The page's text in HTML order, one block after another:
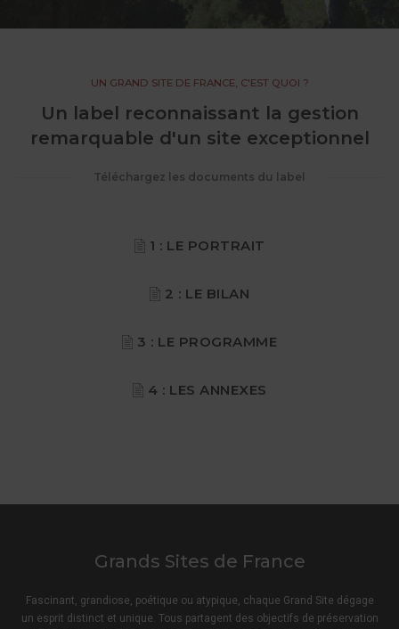
UN GRAND SITE DE FRANCE, C'EST QUOI ?
Un label reconnaissant la gestion
remarquable d'un site exceptionnel
Téléchargez les documents du label
1 : LE PORTRAIT
2 : LE BILAN
3 : LE PROGRAMME
4 : LES ANNEXES
Grands Sites de France
Fascinant, grandiose, poétique ou atypique, chaque Grand Site dégage
un esprit distinct et unique. Tous partagent des objectifs de préservation